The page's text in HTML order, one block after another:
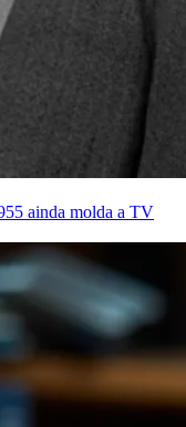
ainda molda a TV